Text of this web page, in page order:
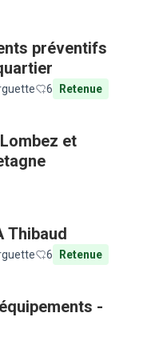
préventifs
6 Retenue
et
Thibaud
6 Retenue
-